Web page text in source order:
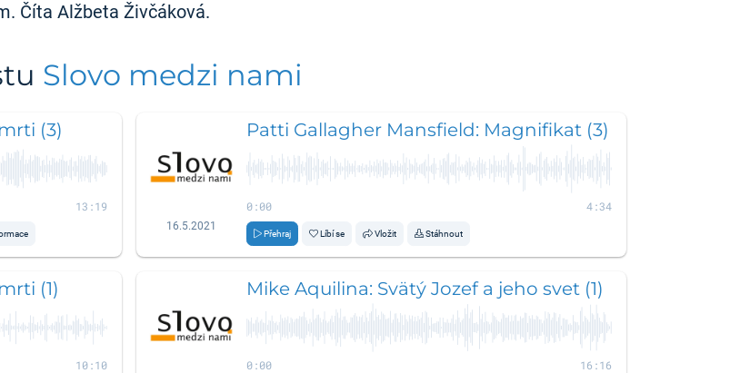
Číta Alžbeta Živčáková.
Slovo medzi nami
(3)
13:19
16.5.2021
Patti Gallagher Mansfield: Magnifikat (3)
0:00 4:34
Přehraj Líbí se Vložit Stáhnout
(1)
10:10
Mike Aquilina: Svätý Jozef a jeho svet (1)
0:00 16:16